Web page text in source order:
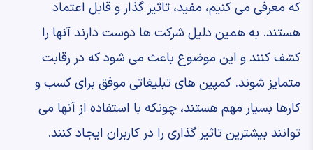
که معرفی می کنیم، مفید، تاثیر گذار و قابل اعتماد
هستند. به همین دلیل شرکت ها دوست دارند آنها را
کشف کنند و این موضوع باعث می شود که در رقابت
متمایز شوند. کمپین های تبلیغاتی موفق برای کسب و
کارها بسیار مهم هستند، چونکه با استفاده از آنها می
توانند بیشترین تاثیر گذاری را در کاربران ایجاد کنند.